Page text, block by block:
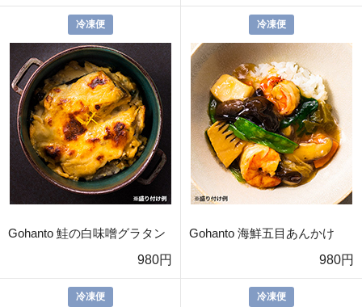
冷凍便
Gohanto 鮭の白味噌グラタン
980円
冷凍便
Gohanto 海鮮五目あんかけ
980円
冷凍便 冷凍便